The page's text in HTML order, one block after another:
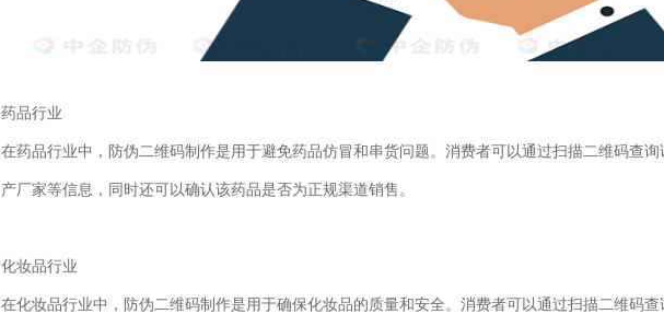
药品行业
在药品行业中，防伪二维码制作是用于避免药品仿冒和串货问题。消费者可以通过扫描二维码查
产厂家等信息，同时还可以确认该药品是否为正规渠道销售。
化妆品行业
在化妆品行业中，防伪二维码制作是用于确保化妆品的质量和安全。消费者可以通过扫描二维码